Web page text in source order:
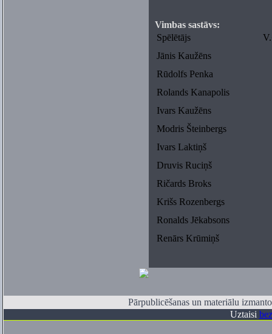
Vimbas sastāvs:
Spēlētājs
Jānis Kaužēns
Rūdolfs Penka
Rolands Kanapolis
Ivars Kaužēns
Modris Šteinbergs
Ivars Laktiņš
Druvis Ruciņš
Ričards Broks
Krišs Rozenbergs
Ronalds Jēkabsons
Renārs Krūmiņš
Pārpublicēšanas un materiālu
Uztaisi